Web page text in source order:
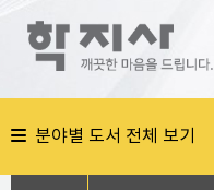
분야별 도서 전체 보기